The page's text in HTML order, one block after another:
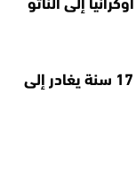
إلى الناتو
المنتخب الوطني لأقل من 17 سنة يغادر إلى